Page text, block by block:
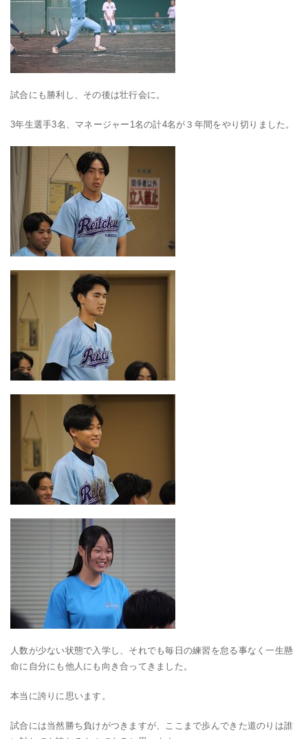
試合にも勝利し、その後は壮行会に。
3年生選手3名、マネージャー1名の計4名が３年間をやり切りました。
人数が少ない状態で入学し、それでも毎日の練習を怠る事なく一生懸
命に自分にも他人にも向き合ってきました。
本当に誇りに思います。
試合には当然勝ち負けがつきますが、ここまで歩んできた道のりは誰